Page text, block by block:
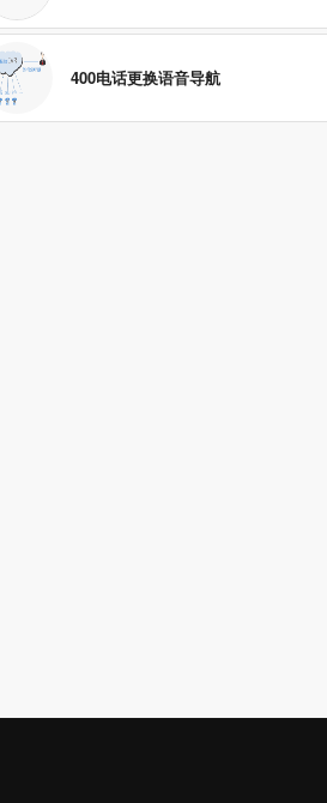
400电话更换语音导航